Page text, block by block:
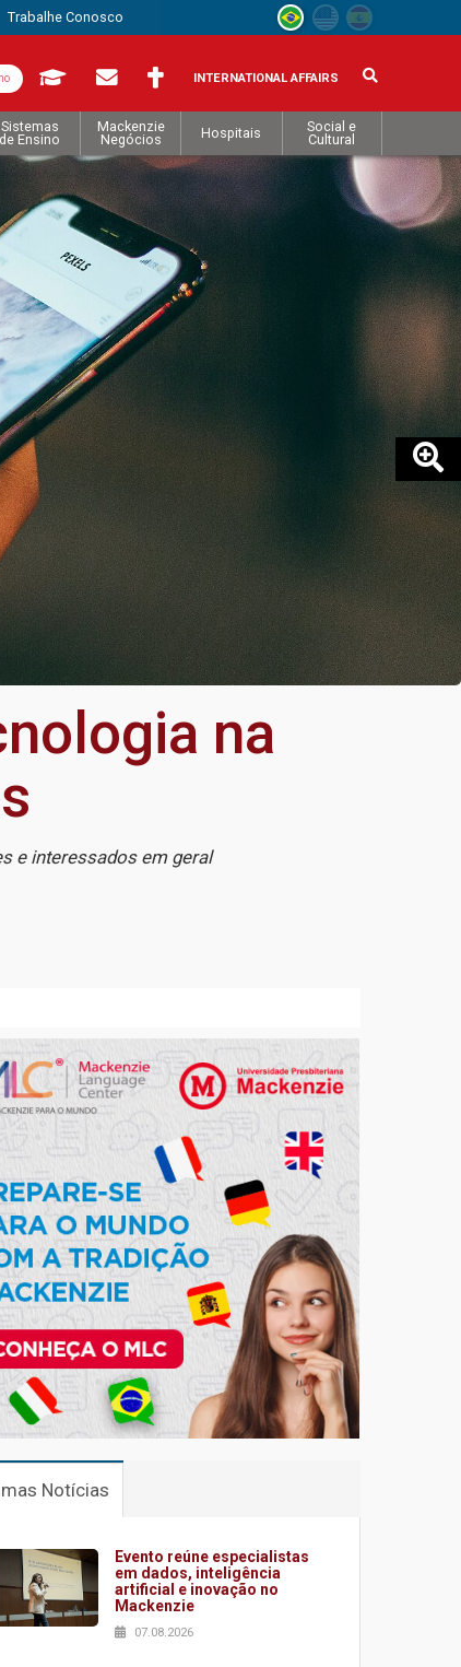
Trabalhe Conosco
INTERNATIONAL AFFAIRS
Sistemas
de Ensino
Mackenzie
Negócios
Hospitais
Social e
Cultural
na
e interessados em geral
Notícias
Evento reúne especialistas
em dados, inteligência
artificial e inovação no
Mackenzie
07.08.2026